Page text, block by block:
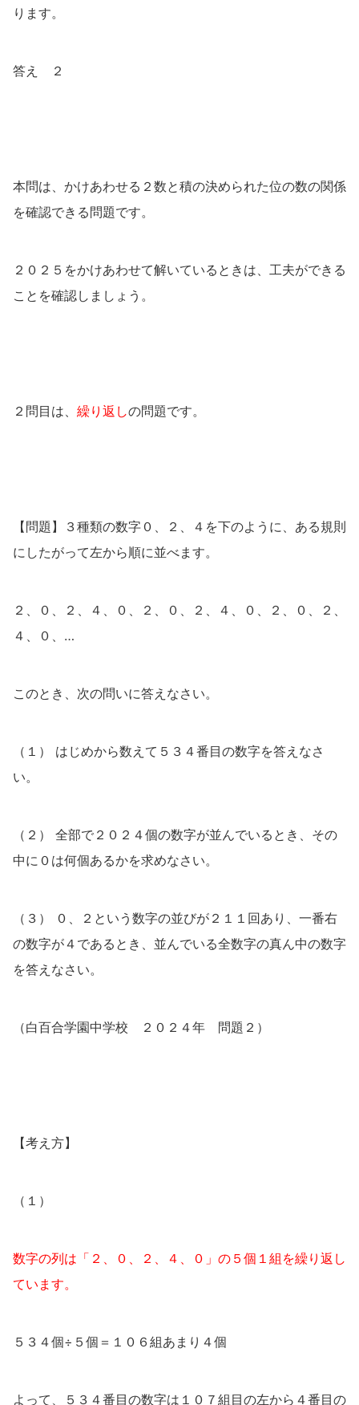
ります。
答え ２
本問は、かけあわせる２数と積の決められた位の数の関係
を確認できる問題です。
２０２５をかけあわせて解いているときは、工夫ができる
ことを確認しましょう。
２問目は、 繰り返しの問題です。
【問題】３種類の数字０、２、４を下のように、ある規則
にしたがって左から順に並べます。
２、０、２、４、０、２、０、２、４、０、２、０、２、
４、０、…
このとき、次の問いに答えなさい。
（１） はじめから数えて５３４番目の数字を答えなさ
い。
（２） 全部で２０２４個の数字が並んでいるとき、その
中に０は何個あるかを求めなさい。
（３） ０、２という数字の並びが２１１回あり、一番右
の数字が４であるとき、並んでいる全数字の真ん中の数字
を答えなさい。
（白百合学園中学校 ２０２４年 問題２）
【考え方】
（１）
数字の列は「２、０、２、４、０」の５個１組を繰り返し
ています。
５３４個÷５個＝１０６組あまり４個
よって、５３４番目の数字は１０７組目の左から４番目の